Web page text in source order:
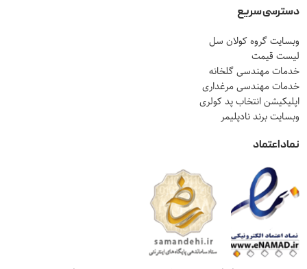
دسترسی سریع
وبسایت گروه کولان سل
لیست قیمت
خدمات مهندسی گلخانه
خدمات مهندسی مرغداری
اپلیکیشن انتخاب پد کولری
وبسایت برند نادپلیمر
نماد اعتماد